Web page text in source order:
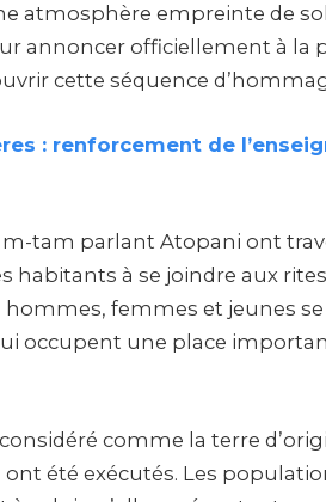
atmosphère empreinte de
annoncer officiellement à la
cette séquence
: renforcement de
tam parlant Atopani ont
habitants à se joindre aux
hommes, femmes et jeunes
occupent une place
comme la terre
été exécutés. Les